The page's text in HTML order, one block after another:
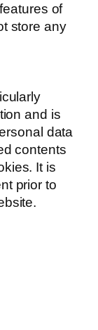
of
store any
and is
data
contents
It is
prior to